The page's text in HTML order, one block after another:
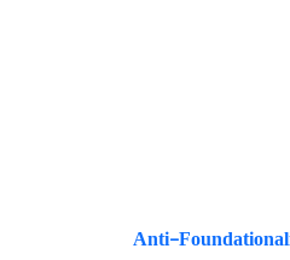
Anti-